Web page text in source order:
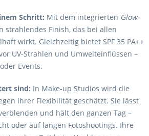
Schritt: Mit dem integrierten Glow-
strahlendes Finish, das bei allen
wirkt. Gleichzeitig bietet SPF 35 PA++
UV-Strahlen und Umwelteinflüssen –
Events.
sind: In Make-up Studios wird die
ihrer Flexibilität geschätzt. Sie lässt
und hält den ganzen Tag –
oder auf langen Fotoshootings. Ihre